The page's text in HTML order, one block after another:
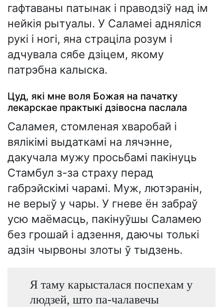
гафтаваны патынак і праводзіў над ім
нейкія рытуалы. У Саламеі адняліся
рукі і ногі, яна страціла розум і
адчувала сябе дзіцем, якому
патрэбна калыска.
Цуд, які мне воля Божая на пачатку
лекарскае практыкі дзівосна паслала
Саламея, стомленая хваробай і
вялікімі выдаткамі на лячэнне,
дакучала мужу просьбамі пакінуць
Стамбул з-за страху перад
габрэйскімі чарамі. Муж, лютэранін,
не верыў у чары. У гневе ён забраў
усю маёмасць, пакінуўшы Саламею
без грошай і адзення, даючы толькі
адзін чырвоны злоты ў тыдзень.
Я таму карысталася поспехам у
людзей, што па-чалавечы